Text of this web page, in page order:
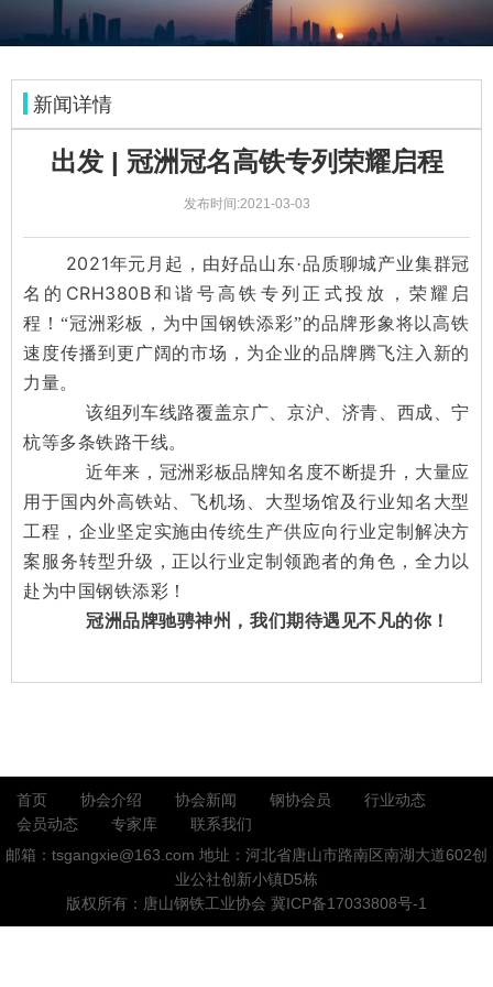
新闻详情
出发 | 冠洲冠名高铁专列荣耀启程
发布时间:2021-03-03
2021年元月起，由好品山东·品质聊城产业集群冠
名的 CRH380B和谐号高铁专列正式投放，荣耀启
程！“冠洲彩板，为中国钢铁添彩”的品牌形象将以高铁
速度传播到更广阔的市场，为企业的品牌腾飞注入新的
力量。
该组列车线路覆盖京广、京沪、济青、西成、宁
杭等多条铁路干线。
近年来，冠洲彩板品牌知名度不断提升，大量应
用于国内外高铁站、飞机场、大型场馆及行业知名大型
工程，企业坚定实施由传统生产供应向行业定制解决方
案服务转型升级，正以行业定制领跑者的角色，全力以
赴为中国钢铁添彩！
冠洲品牌驰骋神州，我们期待遇见不凡的你！
首页 协会介绍 协会新闻 钢协会员
行业动态
会员动态
专家库
联系我们
邮箱：tsgangxie@163.com 地址：河北省唐山市路南区南湖大道602创
业公社创新小镇D5栋
版权所有：唐山钢铁工业协会 冀ICP备17033808号-1